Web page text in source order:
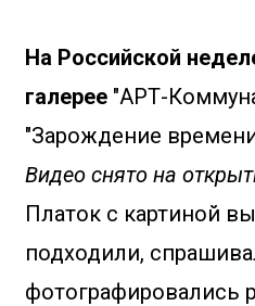
На Российской
галерее "АРТ-
"Зарождение
Видео снято на
Платок с картиной
подходили,
фотографировались